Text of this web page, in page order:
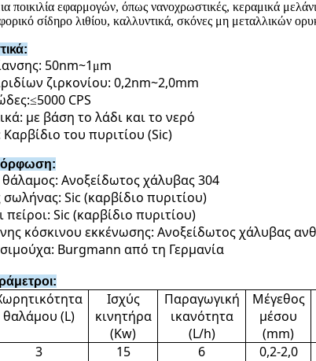
ποικιλία εφαρμογών, όπως νανοχρωστικές, κεραμικά
σίδηρο λιθίου, καλλυντικά, σκόνες μη μεταλλικών
50nm~1 μm
ζιρκονίου: 0,2nm~2,0mm
≤5000 CPS
με βάση το λάδι και το νερό
του πυριτίου (Sic)
θάλαμος: Ανοξείδωτος χάλυβας 304
Sic (καρβίδιο πυριτίου)
πείροι: Sic (καρβίδιο πυριτίου)
κόσκινου εκκένωσης: Ανοξείδωτος χάλυβας
Burgmann από τη Γερμανία
θαλάμου (L)
Ισχύς
κινητήρα
(Kw)
Παραγωγική
ικανότητα
(L/h)
Μέγεθος
μέσου
(mm)
3 15 6 0,2-2,0